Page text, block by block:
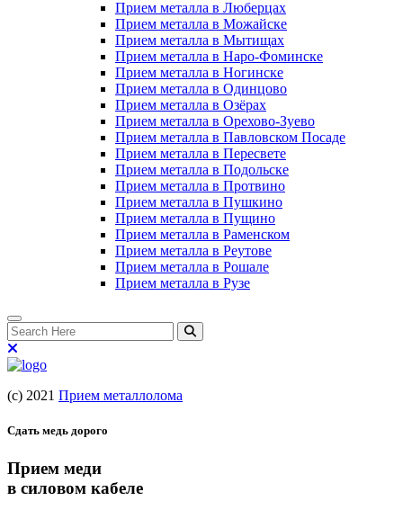
Прием металла в Люберцах
Прием металла в Можайске
Прием металла в Мытищах
Прием металла в Наро-Фоминске
Прием металла в Ногинске
Прием металла в Одинцово
Прием металла в Озёрах
Прием металла в Орехово-Зуево
Прием металла в Павловском Посаде
Прием металла в Пересвете
Прием металла в Подольске
Прием металла в Протвино
Прием металла в Пушкино
Прием металла в Пущино
Прием металла в Раменском
Прием металла в Реутове
Прием металла в Рошале
Прием металла в Рузе
(c) 2021 Прием металлолома
Сдать медь дорого
Прием меди
в силовом кабеле